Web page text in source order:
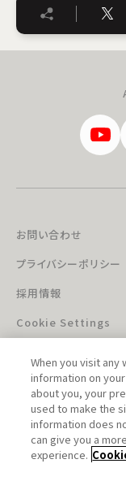
お問い合わせ
プライバシーポリシー
採用情報
Cookie Settings
このホームペー
When you visit
information on
about you, your
used to make the
information does
can give you a
experience.